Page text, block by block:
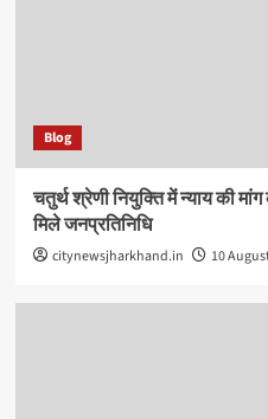
Blog
चतुर्थ श्रेणी नियुक्ति में न्याय की
मिले जनप्रतिनिधि
citynewsjharkhand.in 10